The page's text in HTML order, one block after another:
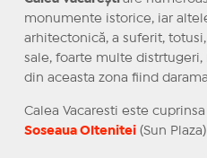
monumente istorice, iar
arhitectonică, a suferit,
sale, foarte multe
din aceasta zona fiind
Calea Vacaresti este
Soseaua Oltenitei(Sun Plaza)